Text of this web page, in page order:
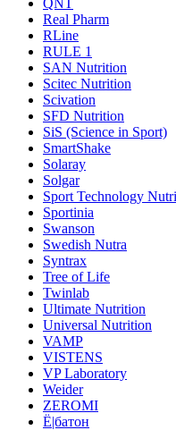
QNT
Real Pharm
RLine
RULE 1
SAN Nutrition
Scitec Nutrition
Scivation
SFD Nutrition
SiS (Science in Sport)
SmartShake
Solaray
Solgar
Sport Technology
Sportinia
Swanson
Swedish Nutra
Syntrax
Tree of Life
Twinlab
Ultimate Nutrition
Universal Nutrition
VAMP
VISTENS
VP Laboratory
Weider
ZEROMI
Ё|батон